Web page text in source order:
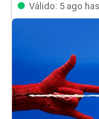
Válido: 5 ago